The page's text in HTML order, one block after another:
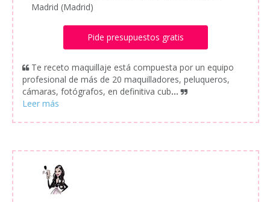
Madrid (Madrid)
Pide presupuestos gratis
Te receto maquillaje está compuesta por un equipo
profesional de más de 20 maquilladores, peluqueros,
cámaras, fotógrafos, en definitiva cub...